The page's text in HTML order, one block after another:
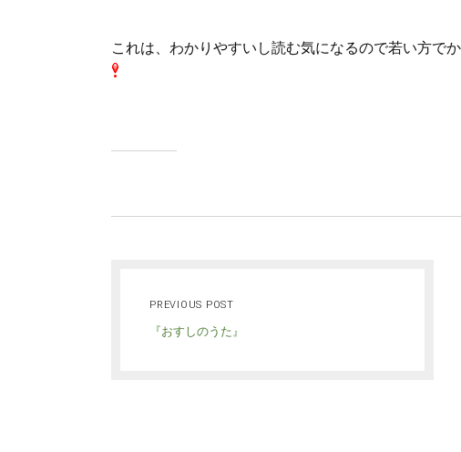
これは、わかりやすいし読む気になるので若い方で
PREVIOUS POST
『おすしのうた』